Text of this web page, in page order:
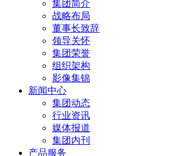
集团简介
战略布局
董事长致辞
领导关怀
集团荣誉
组织架构
影像集锦
新闻中心
集团动态
行业资讯
媒体报道
集团内刊
产品服务